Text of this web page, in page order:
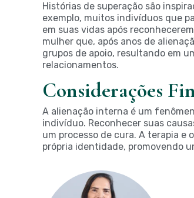
Histórias de superação são
exemplo, muitos indivíduos que
em suas vidas após
mulher que, após anos de
grupos de apoio, resultando em
relacionamentos.
Considerações
A alienação interna é um
indivíduo. Reconhecer suas
um processo de cura. A terapia e
própria identidade, promovendo